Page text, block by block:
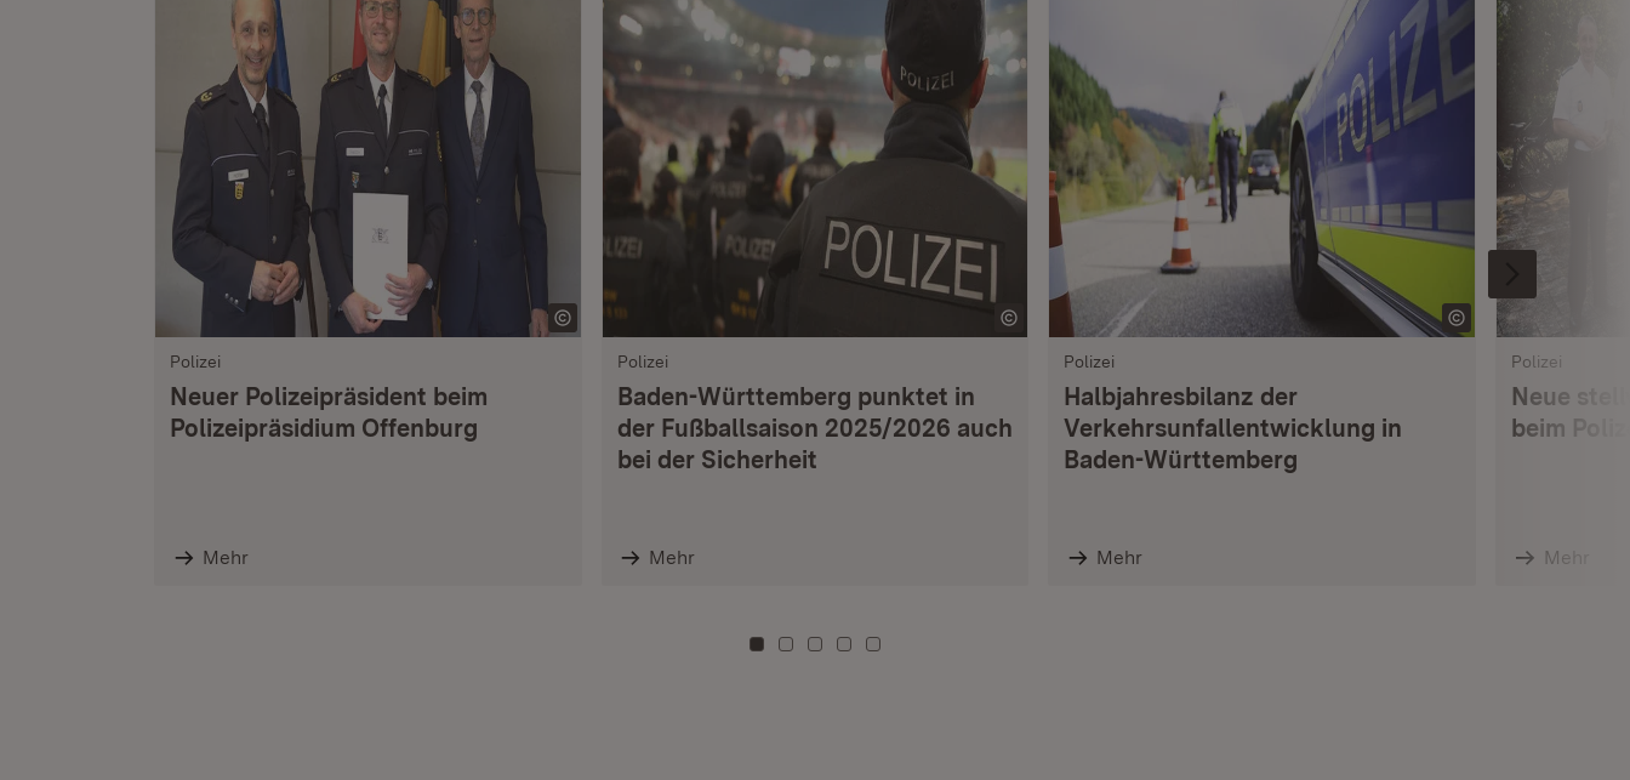
Polizei
Neuer Polizeipräsident beim
Polizeipräsidium Offenburg
Mehr
Polizei
Baden-Württemberg punktet in
der Fußballsaison 2025/2026 auch
bei der Sicherheit
Mehr
Polizei
Halbjahresbilanz der
Verkehrsunfallentwicklung in
Baden-Württemberg
Mehr
Polizei
Neue
beim
Mehr
Zu Kachel: 0
Zu Kachel: 3
Zu Kachel: 6
Zu Kachel: 9
Zu Kachel: 12